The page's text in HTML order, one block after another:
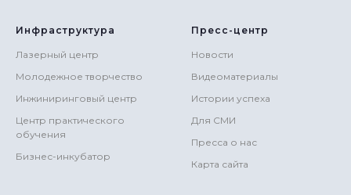
Инфраструктура
Лазерный центр
Молодежное творчество
Инжиниринговый центр
Центр практического
обучения
Бизнес-инкубатор
Пресс-центр
Новости
Видеоматериалы
Истории успеха
Для СМИ
Пресса о нас
Карта сайта